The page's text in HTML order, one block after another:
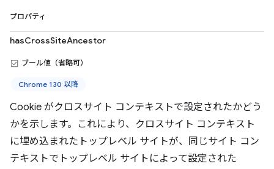
プロパティ
hasCrossSiteAncestor
ブール値（省略可）
Chrome 130 以降
Cookie がクロスサイト コンテキストで設定されたかどう
かを示します。これにより、クロスサイト コンテキスト
に埋め込まれたトップレベル サイトが、同じサイト コン
テキストでトップレベル サイトによって設定された